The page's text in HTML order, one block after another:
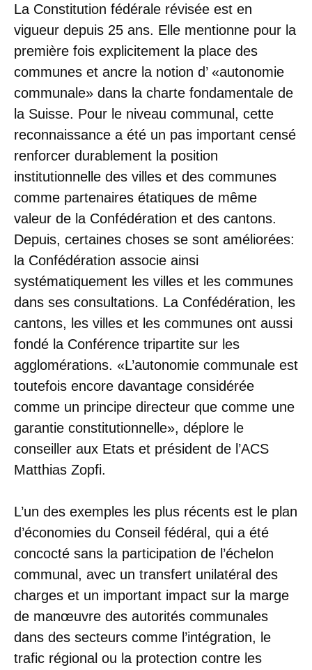
La Constitution fédérale révisée est en
vigueur depuis 25 ans. Elle mentionne pour la
première fois explicitement la place des
communes et ancre la notion d’ «autonomie
communale» dans la charte fondamentale de
la Suisse. Pour le niveau communal, cette
reconnaissance a été un pas important censé
renforcer durablement la position
institutionnelle des villes et des communes
comme partenaires étatiques de même
valeur de la Confédération et des cantons.
Depuis, certaines choses se sont améliorées:
la Confédération associe ainsi
systématiquement les villes et les communes
dans ses consultations. La Confédération, les
cantons, les villes et les communes ont aussi
fondé la Conférence tripartite sur les
agglomérations. «L’autonomie communale est
toutefois encore davantage considérée
comme un principe directeur que comme une
garantie constitutionnelle», déplore le
conseiller aux Etats et président de l’ACS
Matthias Zopfi.
L’un des exemples les plus récents est le plan
d’économies du Conseil fédéral, qui a été
concocté sans la participation de l’échelon
communal, avec un transfert unilatéral des
charges et un important impact sur la marge
de manœuvre des autorités communales
dans des secteurs comme l’intégration, le
trafic régional ou la protection contre les